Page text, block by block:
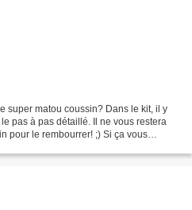
super matou coussin? Dans le kit, il y
pas à pas détaillé. Il ne vous restera
pour le rembourrer! ;) Si ça vous